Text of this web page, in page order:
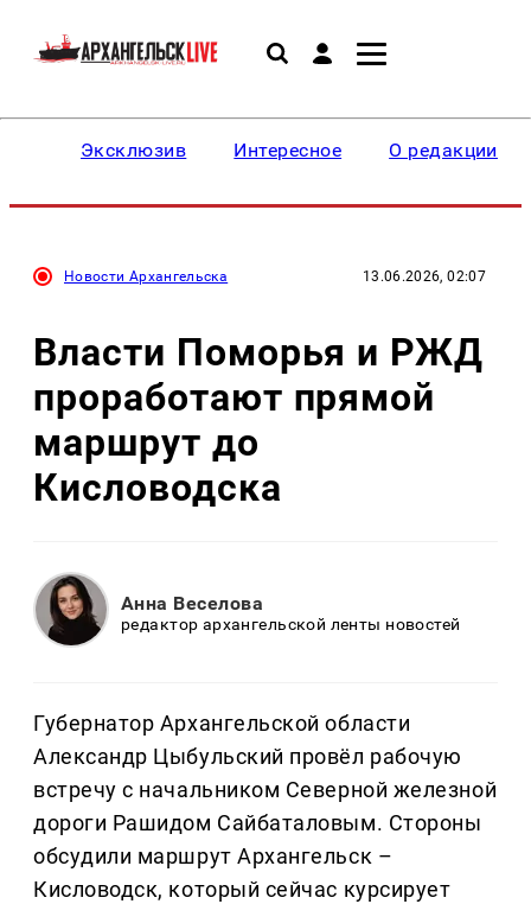
Эксклюзив Интересное О редакции
Новости Архангельска 13.06.2026, 02:07
Власти Поморья и РЖД
проработают прямой
маршрут до
Кисловодска
Анна Веселова
редактор архангельской ленты новостей
Губернатор Архангельской области
Александр Цыбульский провёл рабочую
встречу с начальником Северной железной
дороги Рашидом Сайбаталовым. Стороны
обсудили маршрут Архангельск –
Кисловодск, который сейчас курсирует